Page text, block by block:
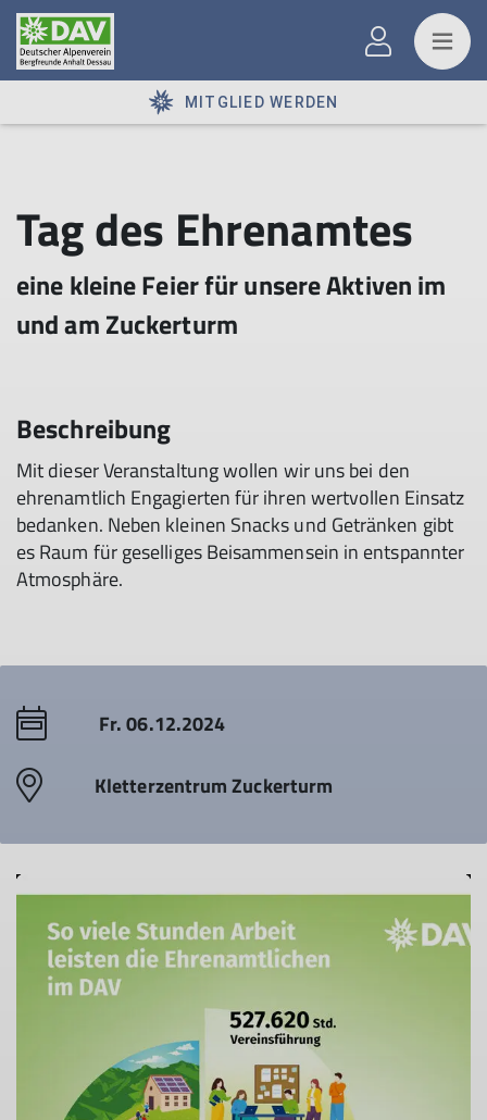
MITGLIED WERDEN
Tag des Ehrenamtes
eine kleine Feier für unsere Aktiven im
und am Zuckerturm
Beschreibung
Mit dieser Veranstaltung wollen wir uns bei den
ehrenamtlich Engagierten für ihren wertvollen Einsatz
bedanken. Neben kleinen Snacks und Getränken gibt
es Raum für geselliges Beisammensein in entspannter
Atmosphäre.
Fr. 06.12.2024
Kletterzentrum Zuckerturm